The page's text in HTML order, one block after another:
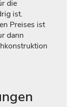
die
ist.
Preises ist
dann